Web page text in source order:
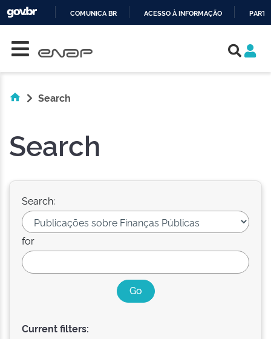
COMUNICA BR ACESSO À INFORMAÇÃO
Search
Search
Search:
for
Current filters: